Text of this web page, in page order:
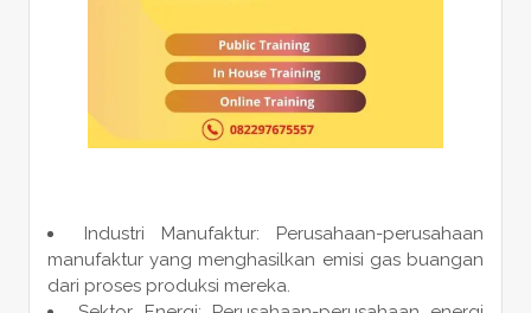
Industri Manufaktur: Perusahaan-perusahaan
manufaktur yang menghasilkan emisi gas buangan
dari proses produksi mereka.